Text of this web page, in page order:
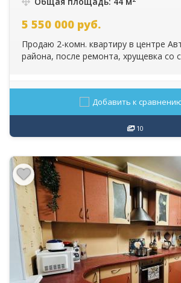
5 550 000 руб.
Продаю 2-комн. квартиру в центре
района, после ремонта, хрущевка со
Добавить к
10